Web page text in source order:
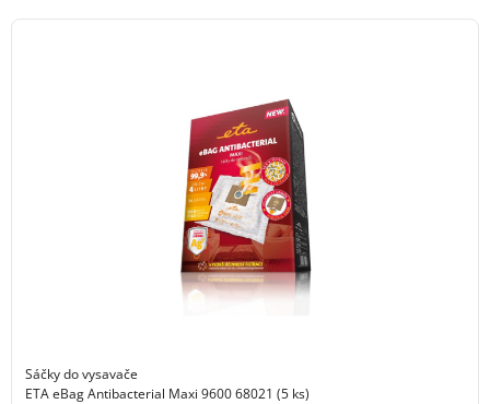
Sáčky do vysavače
ETA eBag Antibacterial Maxi 9600 68021 (5 ks)